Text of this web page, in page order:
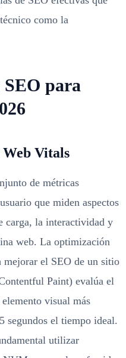
como la
para
Vitals
de métricas
que miden aspectos
carga, la interactividad y
web. La optimización
mejorar el SEO de un sitio
Paint) evalúa el
visual más
segundos el tiempo ideal.
utilizar